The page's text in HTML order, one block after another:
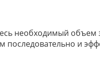
необходимый объем
последовательно и